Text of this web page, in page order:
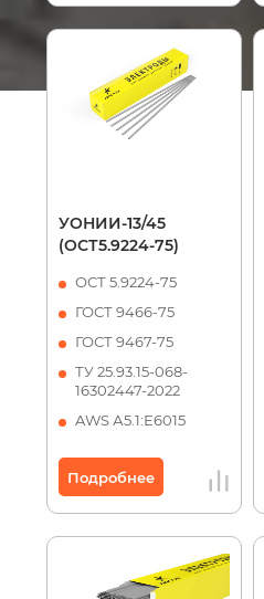
УОНИИ-13/45
(ОСТ5.9224-75)
ОСТ 5.9224-75
ГОСТ 9466-75
ГОСТ 9467-75
ТУ 25.93.15-068-
16302447-2022
AWS А5.1:Е6015
Подробнее